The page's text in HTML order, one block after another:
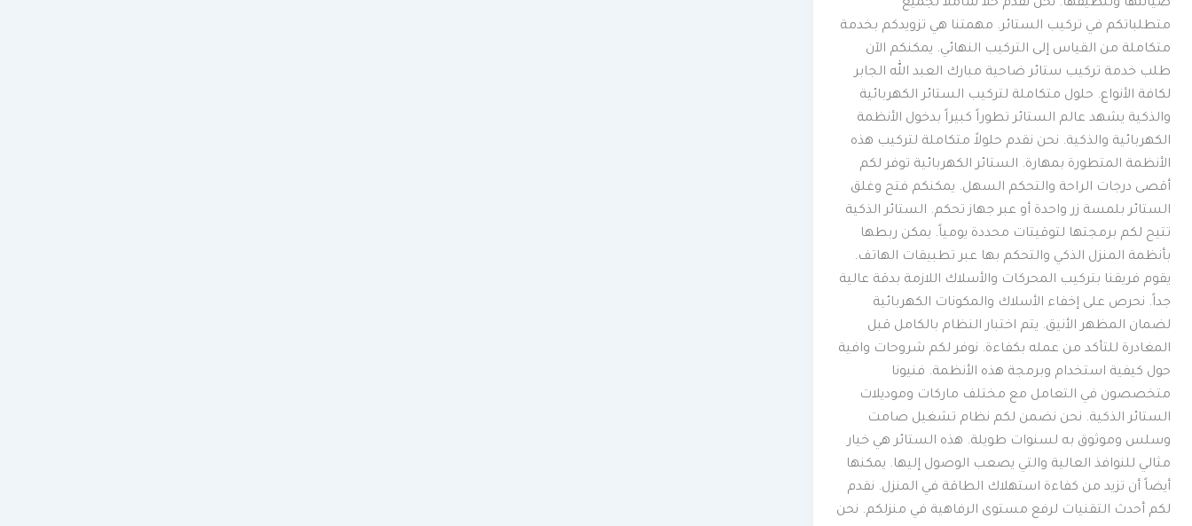
صيانتها وتنظيفها. نحن نقدم حلاً شاملاً لجميع
متطلباتكم في تركيب الستائر. مهمتنا هي تزويدكم بخدمة
متكاملة من القياس إلى التركيب النهائي. يمكنكم الآن
طلب خدمة تركيب ستائر ضاحية مبارك العبد الله الجابر
لكافة الأنواع. حلول متكاملة لتركيب الستائر الكهربائية
والذكية يشهد عالم الستائر تطوراً كبيراً بدخول الأنظمة
الكهربائية والذكية. نحن نقدم حلولاً متكاملة لتركيب هذه
الأنظمة المتطورة بمهارة. الستائر الكهربائية توفر لكم
أقصى درجات الراحة والتحكم السهل. يمكنكم فتح وغلق
الستائر بلمسة زر واحدة أو عبر جهاز تحكم. الستائر الذكية
تتيح لكم برمجتها لتوقيتات محددة يومياً. يمكن ربطها
بأنظمة المنزل الذكي والتحكم بها عبر تطبيقات الهاتف.
يقوم فريقنا بتركيب المحركات والأسلاك اللازمة بدقة عالية
جداً. نحرص على إخفاء الأسلاك والمكونات الكهربائية
لضمان المظهر الأنيق. يتم اختبار النظام بالكامل قبل
المغادرة للتأكد من عمله بكفاءة. نوفر لكم شروحات وافية
حول كيفية استخدام وبرمجة هذه الأنظمة. فنيونا
متخصصون في التعامل مع مختلف ماركات وموديلات
الستائر الذكية. نحن نضمن لكم نظام تشغيل صامت
وسلس وموثوق به لسنوات طويلة. هذه الستائر هي خيار
مثالي للنوافذ العالية والتي يصعب الوصول إليها. يمكنها
أيضاً أن تزيد من كفاءة استهلاك الطاقة في المنزل. نقدم
لكم أحدث التقنيات لرفع مستوى الرفاهية في منزلكم. نحن